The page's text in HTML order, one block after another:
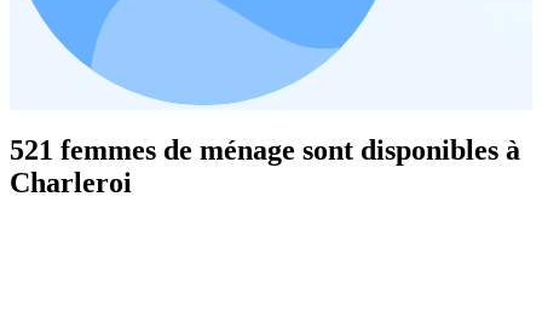
521 femmes de ménage sont disponibles à
Charleroi